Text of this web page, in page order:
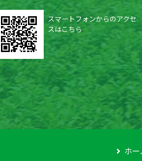
スマートフォンからのアクセ
スはこちら
ホー